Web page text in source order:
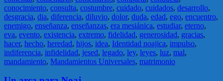
conocimiento, consulta, costumbre, cuidado, cuidados, desarrollo,
desgracia, dia, diferencia, diluvio, dolor, duda, edad, ego, encuentro,
enemigo, enseñanza, enseñanzas, era mesiánica, estudiar, eterno,
eva, evento, existencia, extremo, fidelidad, generosidad, gracias,
hacer, hecho, heredad, hijos, idea, Identidad noajica, impulso,
indiferencia, infidelidad, jesed, legado, ley, leyes, luz, mal,
mandamiento, Mandamientos Universales, matrimonio